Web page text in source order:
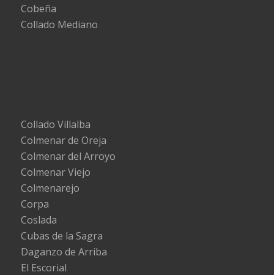
Cobeña
Collado Mediano
Collado Villalba
Colmenar de Oreja
Colmenar del Arroyo
Colmenar Viejo
Colmenarejo
Corpa
Coslada
Cubas de la Sagra
Daganzo de Arriba
El Escorial